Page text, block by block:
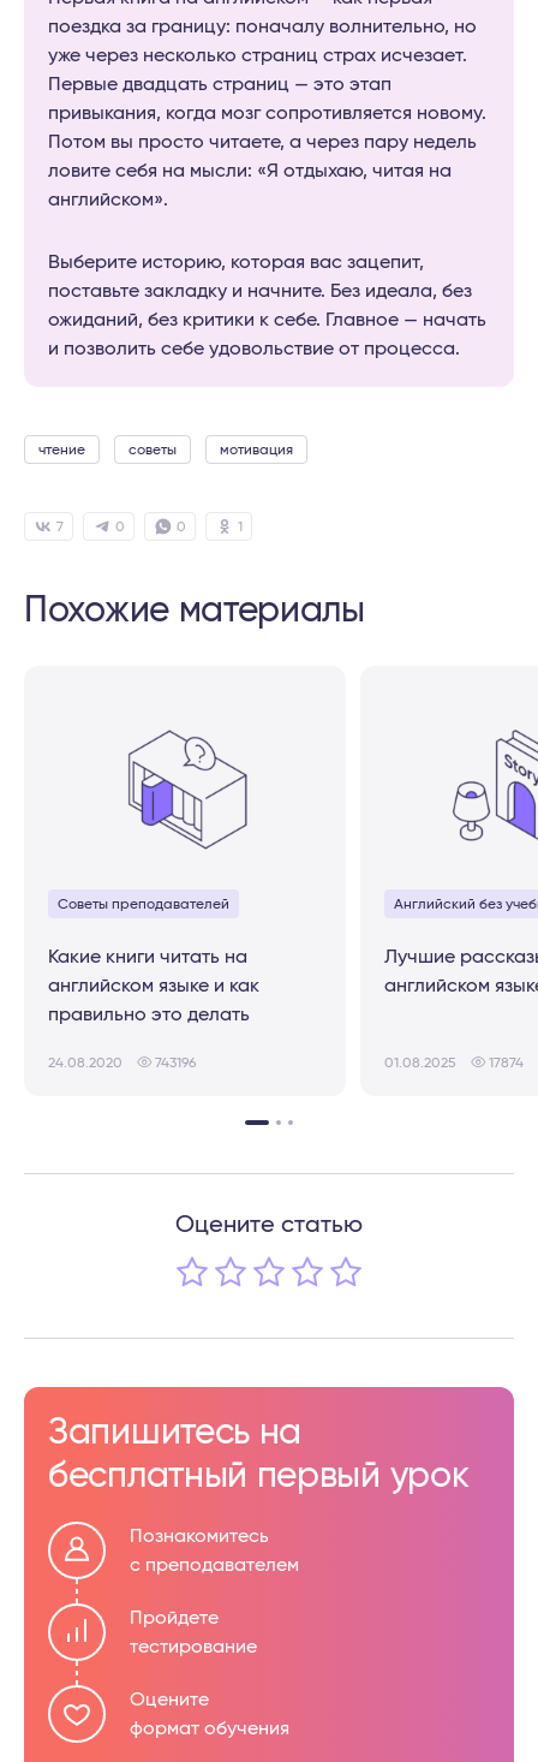
поездка за границу: поначалу волнительно, но
уже через несколько страниц страх исчезает.
Первые двадцать страниц — это этап
привыкания, когда мозг сопротивляется новому.
Потом вы просто читаете, а через пару недель
ловите себя на мысли: «Я отдыхаю, читая на
английском».
Выберите историю, которая вас зацепит,
поставьте закладку и начните. Без идеала, без
ожиданий, без критики к себе. Главное — начать
и позволить себе удовольствие от процесса.
чтение советы мотивация
7 1
0 0
Похожие материалы
Советы преподавателей
Какие книги читать на
английском языке и как
правильно это делать
24.08.2020 743196
Английский без
Лучшие
английском
01.08.2025 17874
Оцените статью
Запишитесь на
бесплатный первый урок
Познакомитесь
с преподавателем
Пройдете
тестирование
Оцените
формат обучения